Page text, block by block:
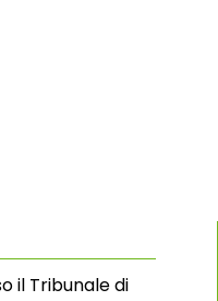
il Tribunale di